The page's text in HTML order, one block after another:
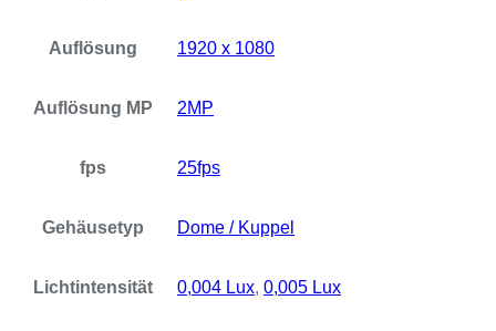
Auflösung 1920 x 1080
Auflösung MP 2MP
fps 25fps
Gehäusetyp Dome / Kuppel
Lichtintensität 0,004 Lux, 0,005 Lux